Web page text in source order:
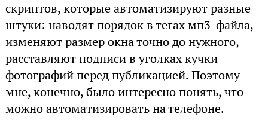
скриптов, которые автоматизируют разные
штуки: наводят порядок в тегах мп3-файла,
изменяют размер окна точно до нужного,
расставляют подписи в уголках кучки
фотографий перед публикацией. Поэтому
мне, конечно, было интересно понять, что
можно автоматизировать на телефоне.